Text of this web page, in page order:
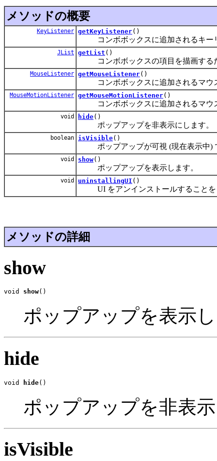
メソッドの概要
KeyListener getKeyListener()
コンボボックスに追加されるキー
JList getList ()
コンボボックスの項目を描画する
MouseListener getMouseListener()
コンボボックスに追加されるマウ
MouseMotionListener getMouseMotionListener()
コンボボックスに追加されるマウ
void hide()
ポップアップを非表示にします。
boolean isVisible()
ポップアップが可視 (現在表示中)
void show()
ポップアップを表示します。
void uninstallingUI ()
UI をアンインストールすることを
メソッドの詳細
show
void show()
ポップアップを表示
hide
void hide()
ポップアップを非表
isVisible